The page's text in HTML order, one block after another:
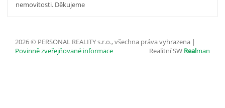
nemovitosti. Děkujeme
2026 © PERSONAL REALITY s.r.o., všechna práva vyhrazena |
Povinně zveřejňované informace
Realitní SW Realman